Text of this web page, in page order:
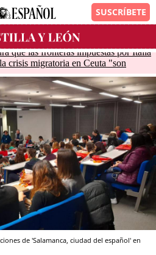
que las fronteras impuestas por Italia
crisis migratoria en Ceuta "son
de 'Salamanca, ciudad del español' en